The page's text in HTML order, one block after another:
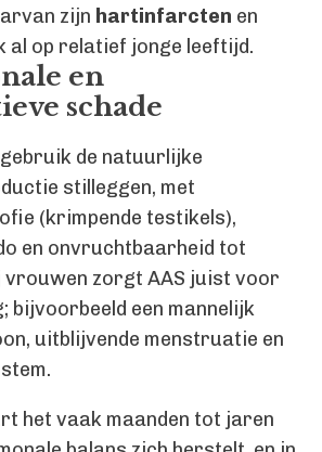
zijn hartinfarcten en
al op relatief jonge leeftijd.
en
schade
de natuurlijke
stilleggen, met
(krimpende testikels),
en onvruchtbaarheid tot
vrouwen zorgt AAS juist voor
bijvoorbeeld een mannelijk
uitblijvende menstruatie en
het vaak maanden tot jaren